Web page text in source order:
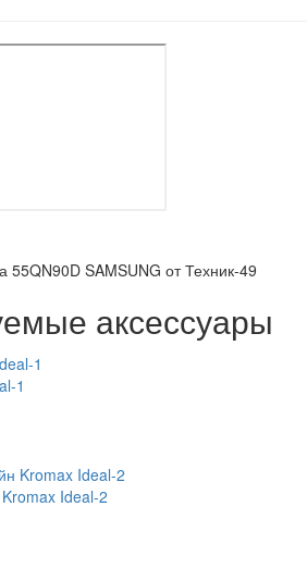
55QN90D SAMSUNG от Техник-49
аксессуары
1
Ideal-2